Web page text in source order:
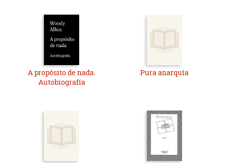
A propósito de nada.
Autobiografía
Pura anarquía